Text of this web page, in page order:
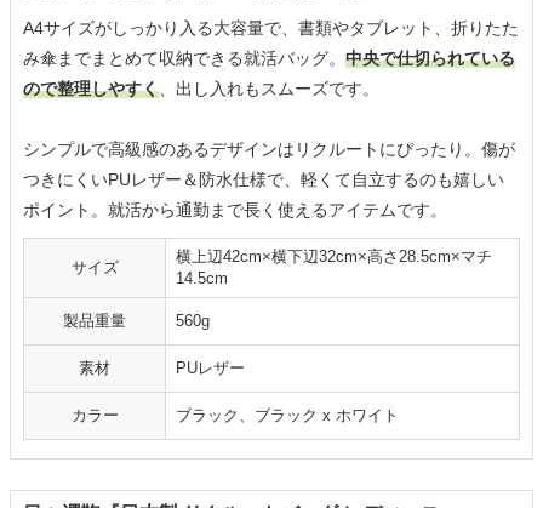
A4サイズがしっかり入る大容量で、書類やタブレット、折りたた
み傘までまとめて収納できる就活バッグ。 中央で仕切られている
ので整理しやすく、出し入れもスムーズです。
シンプルで高級感のあるデザインはリクルートにぴったり。傷が
つきにくいPUレザー＆防水仕様で、軽くて自立するのも嬉しい
ポイント。就活から通勤まで長く使えるアイテムです。
サイズ
横上辺42cm×横下辺32cm×高さ28.5cm×マチ
14.5cm
製品重量 560g
素材 PUレザー
カラー ブラック、ブラック x ホワイト